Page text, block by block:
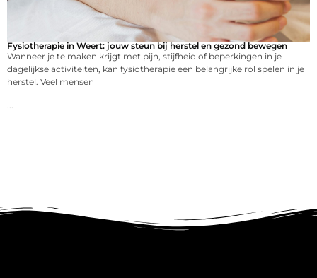
Fysiotherapie in Weert: jouw steun bij herstel en gezond bewegen
Wanneer je te maken krijgt met pijn, stijfheid of beperkingen in je
dagelijkse activiteiten, kan fysiotherapie een belangrijke rol spelen in je
herstel. Veel mensen